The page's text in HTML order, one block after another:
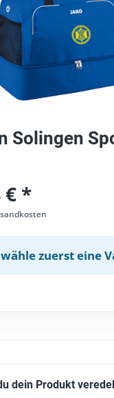
Solingen
€ *
zuerst eine
dein Produkt